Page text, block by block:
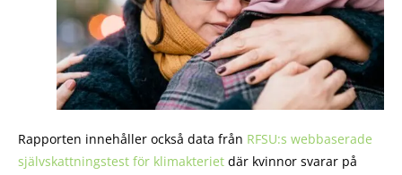
Rapporten innehåller också data från RFSU:s webbaserade
självskattningstest för klimakteriet där kvinnor svarar på